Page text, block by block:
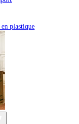
plastique